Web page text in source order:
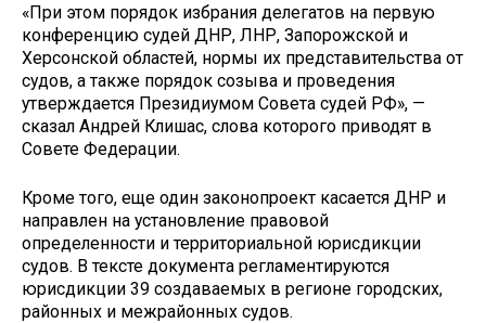
«При этом порядок избрания делегатов на первую
конференцию судей ДНР, ЛНР, Запорожской и
Херсонской областей, нормы их представительства от
судов, а также порядок созыва и проведения
утверждается Президиумом Совета судей РФ», —
сказал Андрей Клишас, слова которого приводят в
Совете Федерации.
Кроме того, еще один законопроект касается ДНР и
направлен на установление правовой
определенности и территориальной юрисдикции
судов. В тексте документа регламентируются
юрисдикции 39 создаваемых в регионе городских,
районных и межрайонных судов.